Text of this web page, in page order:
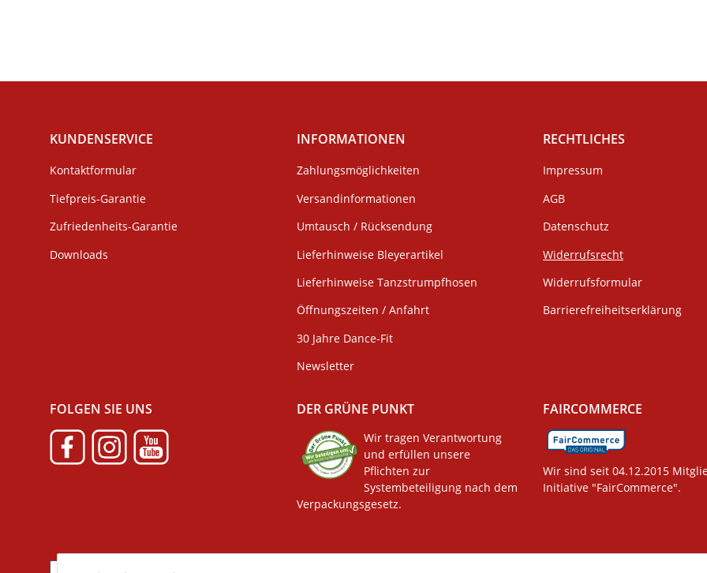
KUNDENSERVICE
Kontaktformular
Tiefpreis-Garantie
Zufriedenheits-Garantie
Downloads
INFORMATIONEN
Zahlungsmöglichkeiten
Versandinformationen
Umtausch / Rücksendung
Lieferhinweise Bleyerartikel
Lieferhinweise Tanzstrumpfhosen
Öffnungszeiten / Anfahrt
30 Jahre Dance-Fit
Newsletter
RECHTLICHES
Impressum
AGB
Datenschutz
Widerrufsrecht
Widerrufsformular
Barrierefreiheitserklärung
FOLGEN SIE UNS DER GRÜNE PUNKT
Wir tragen Verantwortung
und erfüllen unsere
Pflichten zur
Systembeteiligung nach dem
Verpackungsgesetz.
FAIRCOMMERCE
Wir sind seit 04.12.2015
Initiative "FairCommerce".